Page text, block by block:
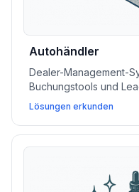
Autohändler
Dealer-Management-
Buchungstools und
Autohändlern, Inventar
vereinfachen und
Lösungen erkunden